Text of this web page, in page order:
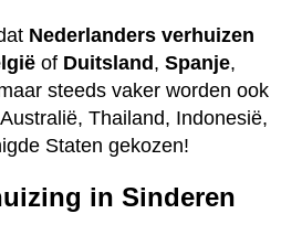
Nederlanders verhuizen
of Duitsland, Spanje,
steeds vaker worden ook
Thailand, Indonesië,
Staten gekozen!
in Sinderen